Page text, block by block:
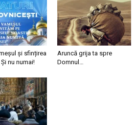
și sfințirea
nu numai!
Aruncă grija ta spre
Domnul…